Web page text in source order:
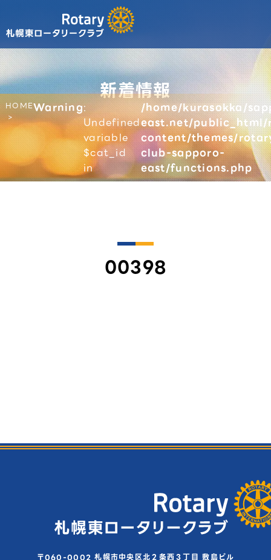
新着情報
HOMEWarning:
Undefined
variable
$cat_id
in
/home/kurasokka/
east.net/
content/themes/
club-sapporo-
east/functions.php
00398
〒060-0002 札幌市中央区北２条西３丁目 敷島ビル